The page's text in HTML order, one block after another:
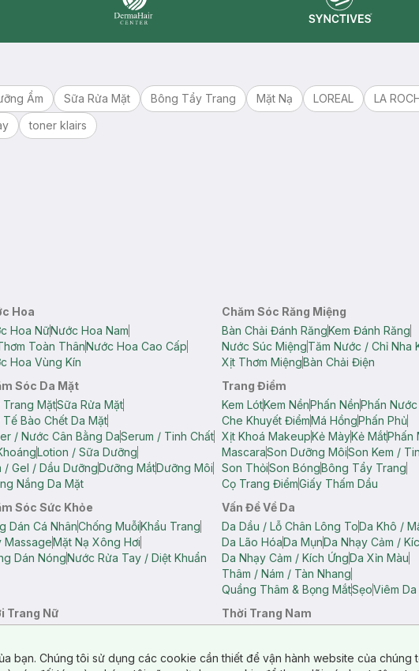
Ẩm Sữa Rửa Mặt Bông Tẩy Trang Mặt Nạ LOREAL
LA
toner klairs
Hoa
Hoa NữNước Hoa Nam
Toàn ThânNước Hoa Cao Cấp
Hoa Vùng Kín
Chăm Sóc Răng Miệng
Bàn Chải Đánh RăngKem Đánh Răng
Nước Súc MiệngTăm Nước / Chỉ Nha
Xịt Thơm MiệngBàn Chải Điện
Sóc Da Mặt
Trang MặtSữa Rửa Mặt
Tế Bào Chết Da Mặt
/ Nước Cân Bằng DaSerum / Tinh Chất
Lotion / Sữa Dưỡng
/ Gel / Dầu DưỡngDưỡng MắtDưỡng Môi
Nắng Da Mặt
Trang Điểm
Kem LótKem NềnPhấn NềnPhấn
Che Khuyết ĐiểmMá HồngPhấn Phủ
Xịt Khoá MakeupKẻ MàyKẻ MắtPhấn
MascaraSon Dưỡng MôiSon Kem /
Son ThỏiSon BóngBông Tẩy Trang
Cọ Trang ĐiểmGiấy Thấm Dầu
Sóc Sức Khỏe
Dán Cá NhânChống MuỗiKhẩu Trang
MassageMặt Nạ Xông Hơi
Dán NóngNước Rửa Tay / Diệt Khuẩn
Vấn Đề Về Da
Da Dầu / Lỗ Chân Lông ToDa Khô /
Da Lão HóaDa MụnDa Nhạy Cảm /
Da Nhạy Cảm / Kích ỨngDa Xỉn Màu
Thâm / Nám / Tàn Nhang
Quầng Thâm & Bọng MắtSẹoViêm
Trang Nữ
Lót NữQuần Short Nữ
Thời Trang Nam
bạn. Chúng tôi sử dụng các cookie cần thiết để vận hành website của